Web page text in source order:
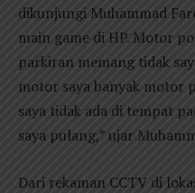
dikunjungi Muhammad
main game di HP. Motor
parkiran memang tidak
motor saya banyak motor
saya tidak ada di tempat
saya pulang,” ujar
Dari rekaman CCTV di